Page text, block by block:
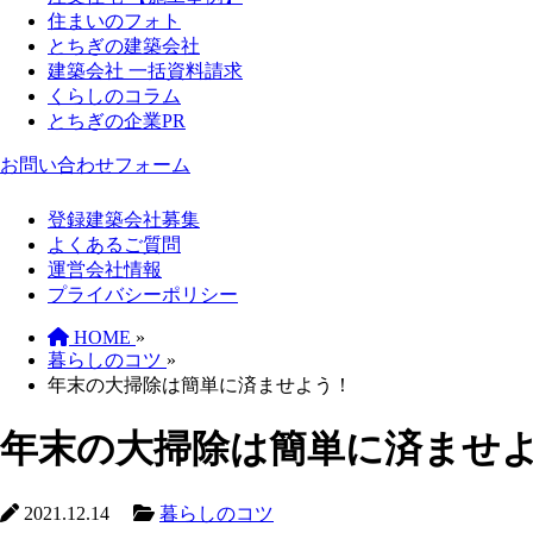
住まいのフォト
とちぎの建築会社
建築会社 一括資料請求
くらしのコラム
とちぎの企業PR
お問い合わせフォーム
登録建築会社募集
よくあるご質問
運営会社情報
プライバシーポリシー
HOME »
暮らしのコツ »
年末の大掃除は簡単に済ませよう！
年末の大掃除は簡単に済ませ
2021.12.14 暮らしのコツ